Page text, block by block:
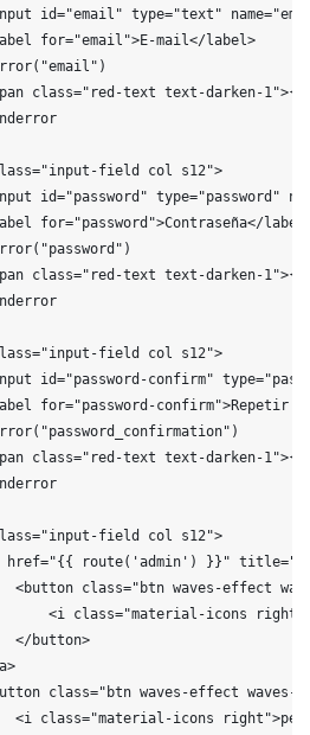
id="email" type="text"
for="email">E-mail</label>
class="red-text text-darken-
field col s12">
id="password" type="password"
for="password">Contraseña</
class="red-text text-darken-
field col s12">
id="password-confirm"
for="password-confirm">Repetir
class="red-text text-darken-
field col s12">
href="{{ route('admin') }}"
<button class="btn waves-effect
<i class="material-icons
</button>
class="btn waves-effect waves-
<i class="material-icons